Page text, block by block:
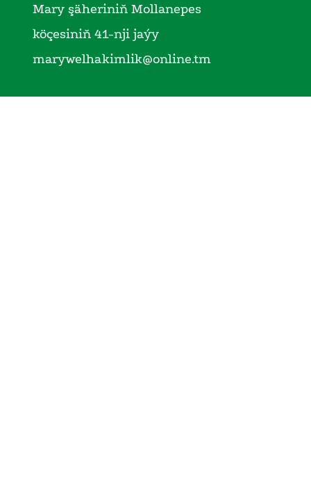
Mary şäheriniň Mollanepes
köçesiniň 41-nji jaýy
marywelhakimlik@online.tm